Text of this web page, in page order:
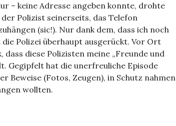
– keine Adresse angeben konnte, drohte
Polizist seinerseits, das Telefon
(sic!). Nur dank dem, dass ich noch
Polizei überhaupt ausgerückt. Vor Ort
diese Polizisten meine „Freunde und
Gegipfelt hat die unerfreuliche Episode
Beweise (Fotos, Zeugen), in Schutz nahmen
wollten.